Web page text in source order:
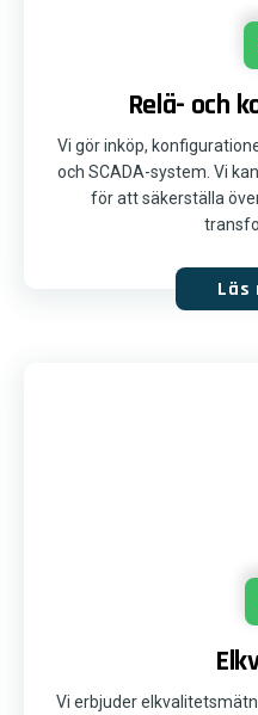
Relä- och
Vi gör inköp,
och SCADA-system. Vi
för att säkerställa
Läs
Vi erbjuder